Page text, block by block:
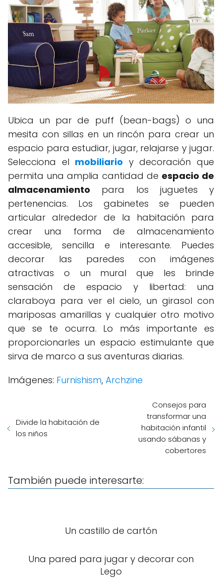
Ubica un par de puff (bean-bags) o una
mesita con sillas en un rincón para crear un
espacio para estudiar, jugar, relajarse y jugar.
Selecciona el mobiliario y decoración que
permita una amplia cantidad de espacio de
almacenamiento para los juguetes y
pertenencias. Los gabinetes se pueden
articular alrededor de la habitación para
crear una forma de almacenamiento
accesible, sencilla e interesante. Puedes
decorar las paredes con imágenes
atractivas o un mural que les brinde
sensación de espacio y libertad: una
claraboya para ver el cielo, un girasol con
mariposas amarillas y cualquier otro motivo
que se te ocurra. Lo más importante es
proporcionarles un espacio estimulante que
sirva de marco a sus aventuras diarias.
Imágenes: Furnishism, Archzine
Divide la habitación de
los niños
Consejos para
transformar una
habitación infantil
usando sábanas y
cobertores
También puede interesarte:
Un castillo de cartón
Una pared para jugar y decorar con
Lego